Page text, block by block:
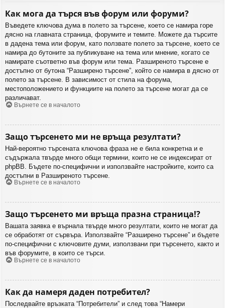
Как мога да търся във форум или форуми?
Въведете ключова дума в полето за търсене, което се намира горе
дясно на главната страница, форумите и темите. Можете да търсите
в дадена тема или форум, като ползвате полето за търсене, което се
намира до бутоните за публикуване на тема или мнение, когато се
намирате съответно във форум или тема. Разширеното търсене е
достъпно от бутона “Разширено търсене”, който се намира в дясно от
полето за търсене. В зависимост от стила на форума,
местоположението и функциите на полето за търсене могат да се
различават.
Върнете се в началото
Защо търсенето ми не връща резултати?
Най-вероятно търсената ключова фраза не е била конкретна и е
съдържала твърде много общи термини, които не се индексират от
phpBB. Бъдете по-специфични и използвайте настройките, които са
достъпни в Разширеното търсене.
Върнете се в началото
Защо търсенето ми връща празна страница!?
Вашата заявка е върнала твърде много резултати, които не могат да
се обработят от сървъра. Използвайте “Разширено търсене” и бъдете
по-специфични с ключовите думи, използвани при търсенето, както и
във форумите, в които се търси.
Върнете се в началото
Как да намеря даден потребител?
Последвайте връзката “Потребители” и след това “Намери